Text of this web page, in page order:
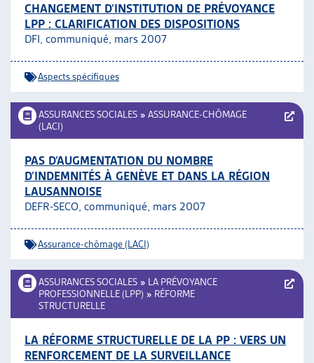
GUIDE SOCIAL ROMAND
AUTRES
L’ASSOCIATION
JOURNÉES D’AUTOMNE
CHANGEMENT D’INSTITUTION DE PRÉVOYANCE
LPP : CLARIFICATION DES DISPOSITIONS
DFI, communiqué, mars 2007
Aspects spécifiques
ASSURANCES SOCIALES » ASSURANCE-CHÔMAGE
(LACI)
PAS D’AUGMENTATION DU NOMBRE
D’INDEMNITÉS À GENÈVE ET DANS LA RÉGION
LAUSANNOISE
DEFR-SECO, communiqué, mars 2007
Assurance-chômage (LACI)
ASSURANCES SOCIALES » LA PRÉVOYANCE
PROFESSIONNELLE (LPP) » RÉFORME
STRUCTURELLE
LA RÉFORME STRUCTURELLE DE LA PP : VERS UN
RENFORCEMENT DE LA SURVEILLANCE